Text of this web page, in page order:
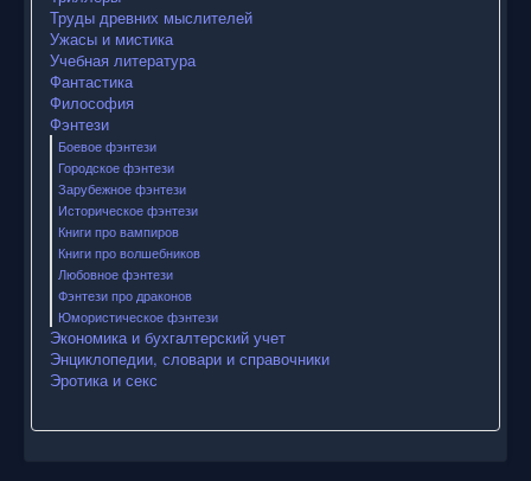
Труды древних мыслителей
Ужасы и мистика
Учебная литература
Фантастика
Философия
Фэнтези
Боевое фэнтези
Городское фэнтези
Зарубежное фэнтези
Историческое фэнтези
Книги про вампиров
Книги про волшебников
Любовное фэнтези
Фэнтези про драконов
Юмористическое фэнтези
Экономика и бухгалтерский учет
Энциклопедии, словари и справочники
Эротика и секс